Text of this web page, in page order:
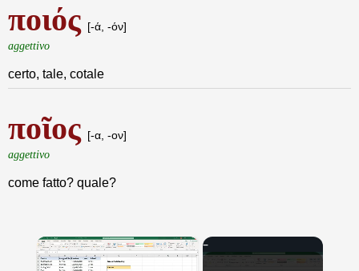
ποιός [-ά, -όν]
aggettivo
certo, tale, cotale
ποῖος [-α, -ον]
aggettivo
come fatto? quale?
×